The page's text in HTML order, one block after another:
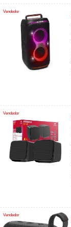
Vendedor
Vendedor
Vendedor